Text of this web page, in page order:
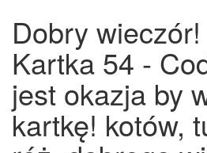
Dobry
Kartka 54 -
jest okazja by
kartkę! kotów,